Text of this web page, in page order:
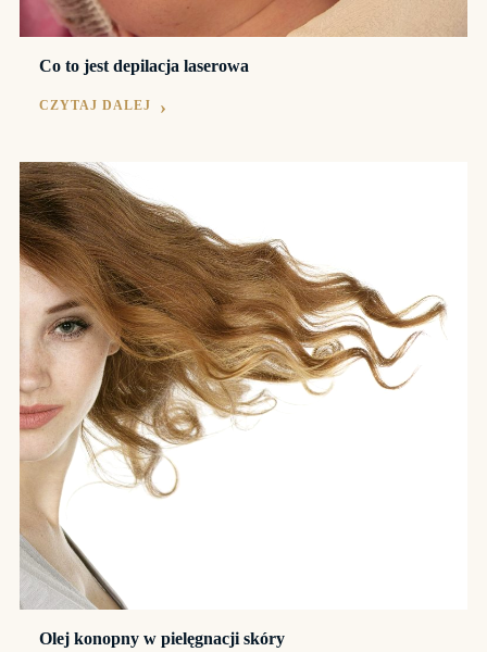
Co to jest depilacja laserowa
CZYTAJ DALEJ
Olej konopny w pielęgnacji skóry